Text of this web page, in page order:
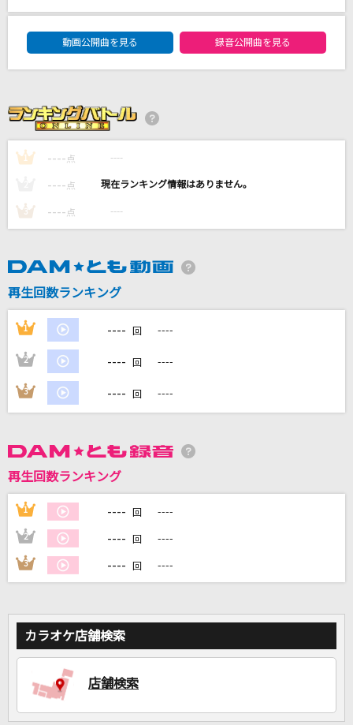
高橋洋子
あいつら全員同窓会
ずっと真夜中でいいのに。
私たち
グ・アンド・ワインディング・ロード]
The Beatles
DAMの新曲・ランキングなど
カラオケ最新情報をチェック！
カラオケをもっと楽しもう！
家族や友達と一緒に！練習にも！
DAM★ともボーカルエントリーランキング
動画公開曲を見る
録音公開曲を見る
1 ---- 点 ----
---- 点 ----
3 ---- 点 ----
再生回数ランキング
1 ---- 回 ----
2 ---- 回 ----
3 ---- 回 ----
再生回数ランキング
1 ---- 回 ----
2 ---- 回 ----
3 ---- 回 ----
カラオケ店舗検索
店舗検索